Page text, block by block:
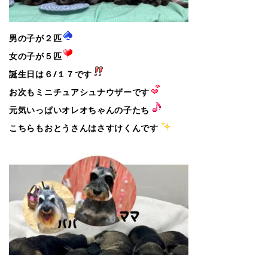
男の子が２匹
女の子が５匹
誕生日は６/１７です
お次もミニチュアシュナウザーです
元気いっぱいオレオちゃんの子たち
こちらもおとうさんはさすけくんです